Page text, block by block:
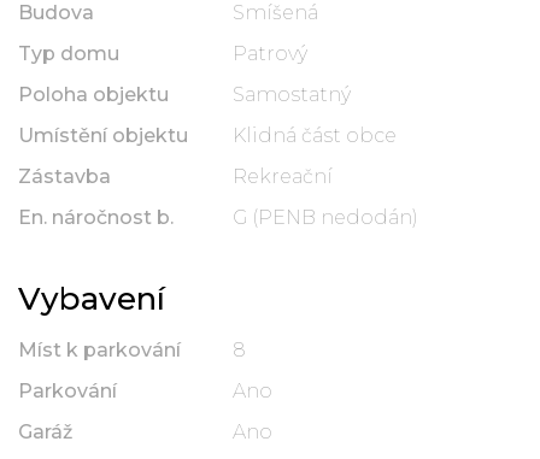
Budova
Smíšená
Typ domu
Patrový
Poloha objektu
Samostatný
Umístění objektu
Klidná část obce
Zástavba
Rekreační
En. náročnost b.
G (PENB nedodán)
Vybavení
Míst k parkování
8
Parkování
Ano
Garáž
Ano